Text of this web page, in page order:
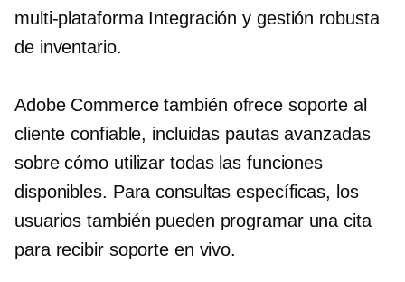
multi-plataformaIntegración y gestión robusta
de inventario.
Adobe Commerce también ofrece soporte al
cliente confiable, incluidas pautas avanzadas
sobre cómo utilizar todas las funciones
disponibles. Para consultas específicas, los
usuarios también pueden programar una cita
para recibir soporte en vivo.